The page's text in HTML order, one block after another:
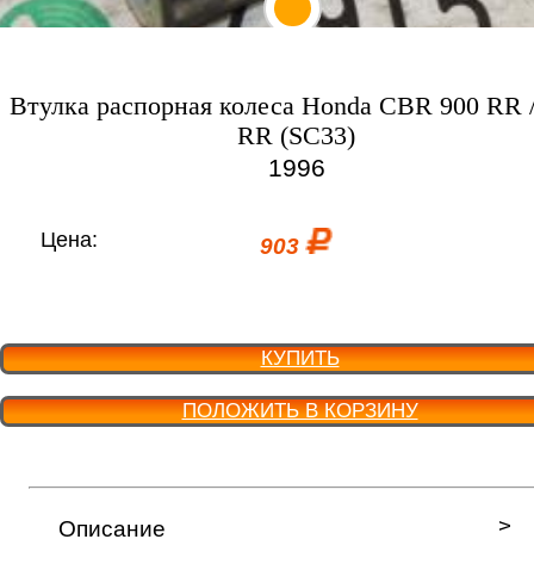
Втулка распорная колеса Honda CBR 900 RR
RR (SC33)
1996
Цена: 903
КУПИТЬ
ПОЛОЖИТЬ В КОРЗИНУ
Описание